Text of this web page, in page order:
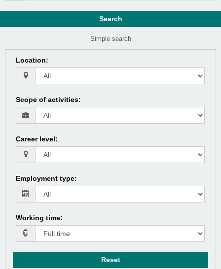
Search
Simple search
Location:
Scope of activities:
Career level:
Employment type:
Working time:
Reset